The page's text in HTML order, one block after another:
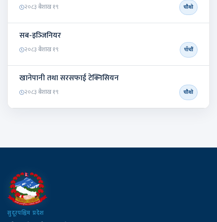
२०८३ बैशाख १९ चौथो
सब-इञ्‍जिनियर
२०८३ बैशाख १९ पाँचौं
खानेपानी तथा सरसफाई टेक्निसियन
२०८३ बैशाख १९ चौथो
सुदूरपश्चिम प्रदेश